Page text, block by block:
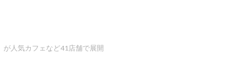
が人気カフェなど41店舗で展開